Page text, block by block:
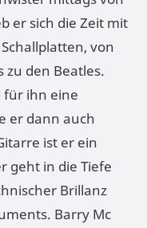
er sich die Zeit mit
von
zu den Beatles.
für ihn eine
er dann auch
ist er ein
geht in die Tiefe
Brillanz
Barry Mc